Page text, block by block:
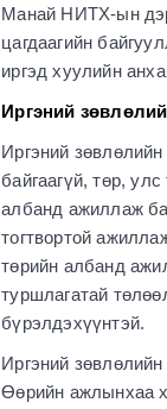
Манай НИТХ-ын
цагдаагийн
иргэд хуулийн
Иргэний
Иргэний
байгаагүй, төр,
албанд ажиллаж
тогтвортой
төрийн албанд
туршлагатай
бүрэлдэхүүнтэй.
Иргэний
Өөрийн ажлынхаа